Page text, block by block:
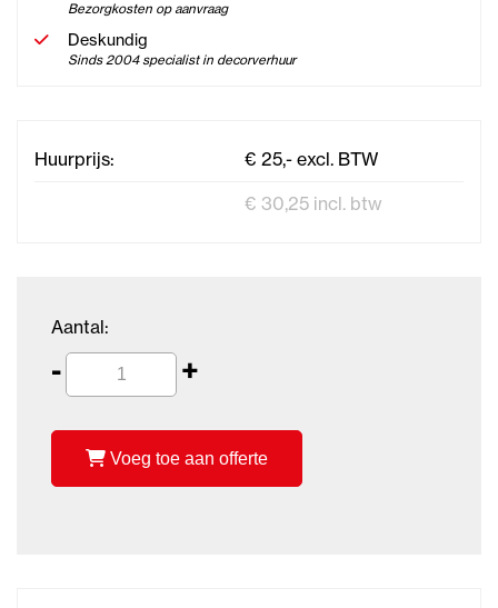
Bezorgkosten op aanvraag
Deskundig
Sinds 2004 specialist in decorverhuur
Huurprijs:
€ 25,- excl. BTW
€ 30,25 incl. btw
Aantal:
- +
Voeg toe aan offerte